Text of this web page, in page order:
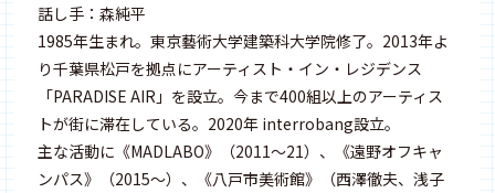
話し手：森純平
1985年生まれ。東京藝術大学建築科大学院修了。2013年よ
り千葉県松戸を拠点にアーティスト・イン・レジデンス
「PARADISE AIR」を設立。今まで400組以上のアーティス
トが街に滞在している。2020年 interrobang設立。
主な活動に《MADLABO》（2011〜21）、《遠野オフキャ
ンパス》（2015〜）、《八戸市美術館》（西澤徹夫、浅子